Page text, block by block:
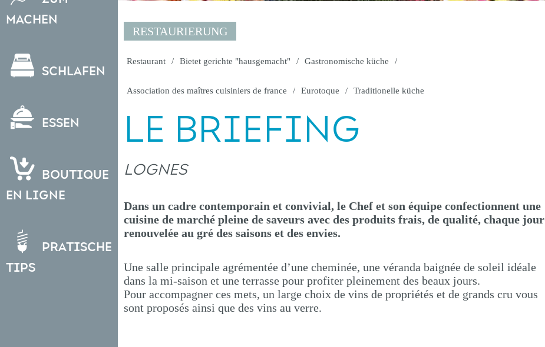
Machen
Schlafen
Essen
Boutique
en ligne
Pratische
Tips
RESTAURIERUNG
Restaurant Bietet gerichte "hausgemacht" Gastronomische küche
Association des maîtres cuisiniers de france Eurotoque Traditionelle küche
LE BRIEFING
LOGNES
Dans un cadre contemporain et convivial, le Chef et son équipe confectionnent une
cuisine de marché pleine de saveurs avec des produits frais, de qualité, chaque jour
renouvelée au gré des saisons et des envies.
Une salle principale agrémentée d’une cheminée, une véranda baignée de soleil idéale
dans la mi-saison et une terrasse pour profiter pleinement des beaux jours.
Pour accompagner ces mets, un large choix de vins de propriétés et de grands cru vous
sont proposés ainsi que des vins au verre.